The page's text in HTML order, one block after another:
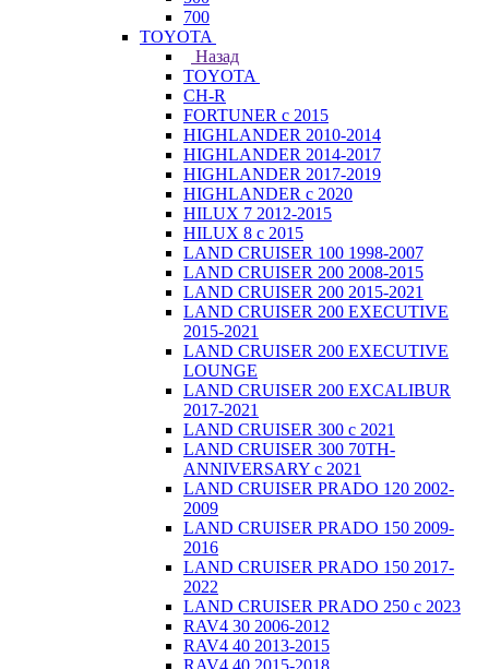
700
TOYOTA
Назад
TOYOTA
CH-R
FORTUNER с 2015
HIGHLANDER 2010-2014
HIGHLANDER 2014-2017
HIGHLANDER 2017-2019
HIGHLANDER с 2020
HILUX 7 2012-2015
HILUX 8 с 2015
LAND CRUISER 100 1998-2007
LAND CRUISER 200 2008-2015
LAND CRUISER 200 2015-2021
LAND CRUISER 200 EXECUTIVE
2015-2021
LAND CRUISER 200 EXECUTIVE
LOUNGE
LAND CRUISER 200 EXCALIBUR
2017-2021
LAND CRUISER 300 с 2021
LAND CRUISER 300 70TH-
ANNIVERSARY с 2021
LAND CRUISER PRADO 120 2002-
2009
LAND CRUISER PRADO 150 2009-
2016
LAND CRUISER PRADO 150 2017-
2022
LAND CRUISER PRADO 250 с 2023
RAV4 30 2006-2012
RAV4 40 2013-2015
RAV4 40 2015-2018